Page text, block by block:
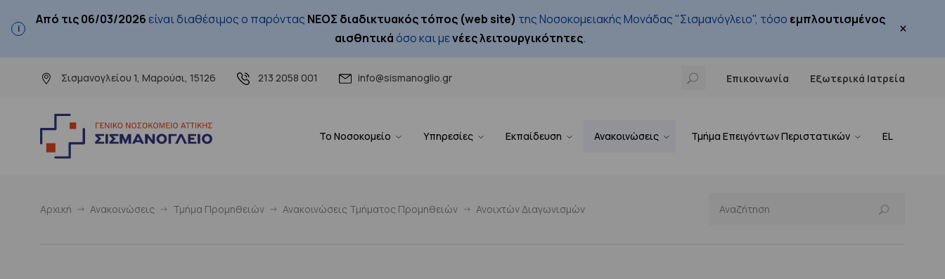
Από τις 06/03/2026 είναι διαθέσιμος ο παρόντας ΝΕΟΣ διαδικτυακός τόπος (web site) της Νοσοκομειακής Μονάδας "Σισμανόγλειο", τόσο εμπλουτισμένος
αισθητικάόσο και μενέες λειτουργικότητες. ×
Σισμανογλείου 1, Μαρούσι, 15126 213 2058 001 info@sismanoglio.gr Επικοινωνία Εξωτερικά Ιατρεία
Το Νοσοκομείο Υπηρεσίες Εκπαίδευση Ανακοινώσεις Τμήμα Επειγόντων Περιστατικών EL
Αρχική Ανακοινώσεις Τμήμα Προμηθειών Ανακοινώσεις Τμήματος Προμηθειών Ανοιχτών Διαγωνισμών